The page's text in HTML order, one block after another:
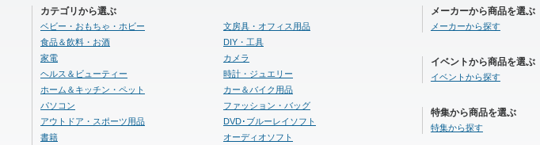
カテゴリから選ぶ
ベビー・おもちゃ・ホビー
食品＆飲料・お酒
家電
ヘルス＆ビューティー
ホーム＆キッチン・ペット
パソコン
アウトドア・スポーツ用品
書籍
文房具・オフィス用品
DIY・工具
カメラ
時計・ジュエリー
カー＆バイク用品
ファッション・バッグ
DVD･ブルーレイソフト
オーディオソフト
メーカーから商品を選ぶ
メーカーから探す
イベントから商品を選ぶ
イベントから探す
特集から商品を選ぶ
特集から探す